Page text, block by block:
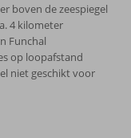
boven de zeespiegel
4 kilometer
Funchal
op loopafstand
niet geschikt voor